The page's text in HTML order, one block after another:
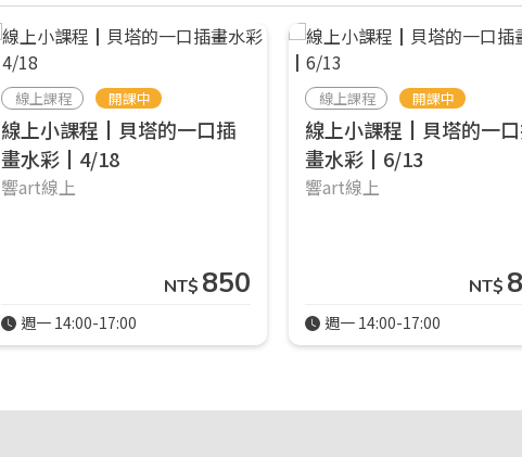
線上課程 開課中
線上小課程┃貝塔的一口插
畫水彩┃4/18
響art線上
NT$ 850
週一 14:00-17:00
線上課程 開課中
線上小課程┃貝塔的一
畫水彩┃6/13
響art線上
NT$
週一 14:00-17:00